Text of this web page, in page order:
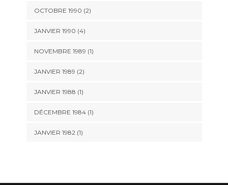
OCTOBRE 1990 (2)
JANVIER 1990 (4)
NOVEMBRE 1989 (1)
JANVIER 1989 (2)
JANVIER 1988 (1)
DÉCEMBRE 1984 (1)
JANVIER 1982 (1)